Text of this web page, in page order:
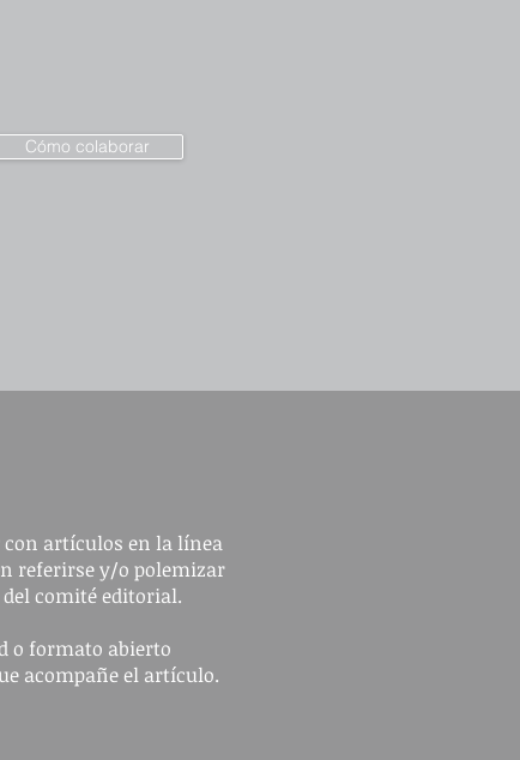
Cómo colaborar
artículos en la línea
referirse y/o polemizar
comité editorial.
o formato abierto
acompañe el artículo.